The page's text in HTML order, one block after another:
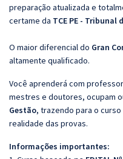
preparação atualizada e
certame da TCE PE - Tribunal
O maior diferencial do Gran
altamente qualificado.
Você aprenderá com
mestres e doutores, ocupam
Gestão, trazendo para o curso
realidade das provas.
Informações importantes: